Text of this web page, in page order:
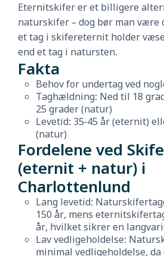
Eternitskifer er et billigere
naturskifer – dog bør man være
et tag i skifereternit holder
end et tag i natursten.
Fakta
Behov for undertag ved
Taghældning: Ned til 18
25 grader (natur)
Levetid: 35-45 år (eternit)
(natur)
Fordelene ved
(eternit + natur) i
Charlottenlund
Lang levetid:
150 år, mens
år, hvilket sikrer en
Lav vedligeholdelse:
minimal vedligeholdelse,